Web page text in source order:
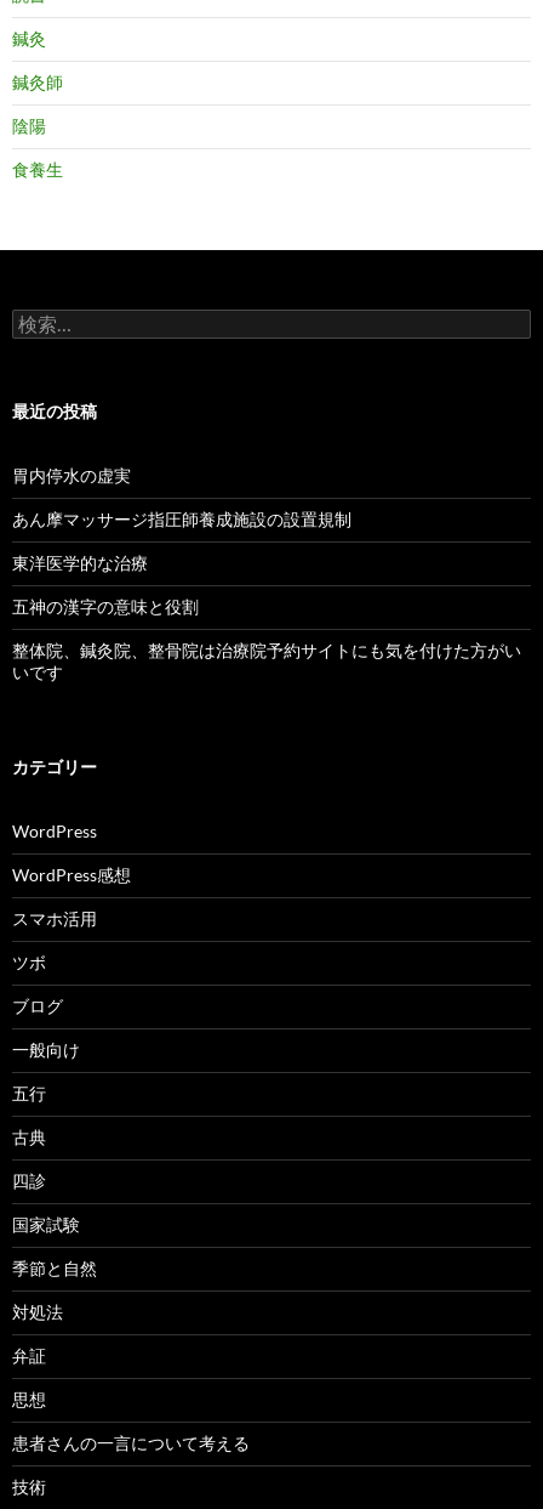
鍼灸
鍼灸師
陰陽
食養生
検
索:
最近の投稿
胃内停水の虚実
あん摩マッサージ指圧師養成施設の設置規制
東洋医学的な治療
五神の漢字の意味と役割
整体院、鍼灸院、整骨院は治療院予約サイトにも気を付けた方がい
いです
カテゴリー
WordPress
WordPress感想
スマホ活用
ツボ
ブログ
一般向け
五行
古典
四診
国家試験
季節と自然
対処法
弁証
思想
患者さんの一言について考える
技術